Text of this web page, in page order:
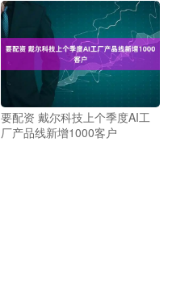
要配资 戴尔科技上个季度AI工
厂产品线新增1000客户